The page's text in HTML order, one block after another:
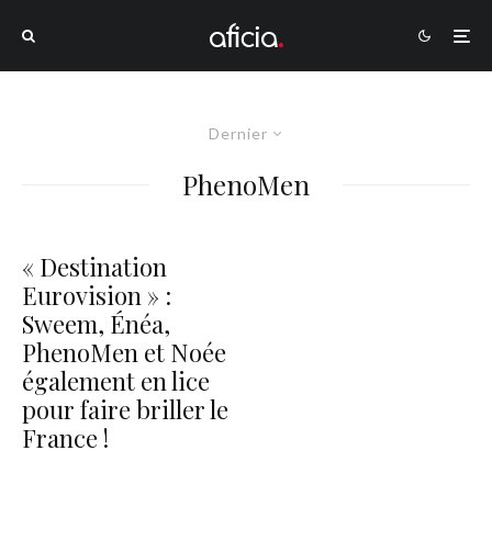
Dernier
PhenoMen
« Destination
Eurovision » :
Sweem, Énéa,
PhenoMen et Noée
également en lice
pour faire briller le
France !